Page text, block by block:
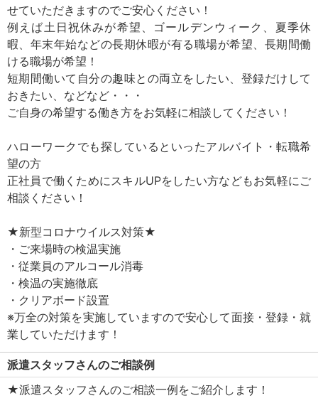
せていただきますのでご安心ください！
例えば土日祝休みが希望、ゴールデンウィーク、夏季休
暇、年末年始などの長期休暇が有る職場が希望、長期間働
ける職場が希望！
短期間働いて自分の趣味との両立をしたい、登録だけして
おきたい、などなど・・・
ご自身の希望する働き方をお気軽に相談してください！
ハローワークでも探しているといったアルバイト・転職希
望の方
正社員で働くためにスキルUPをしたい方などもお気軽にご
相談ください！
★新型コロナウイルス対策★
・ご来場時の検温実施
・従業員のアルコール消毒
・検温の実施徹底
・クリアボード設置
※万全の対策を実施していますので安心して面接・登録・就
業していただけます！
派遣スタッフさんのご相談例
★派遣スタッフさんのご相談一例をご紹介します！